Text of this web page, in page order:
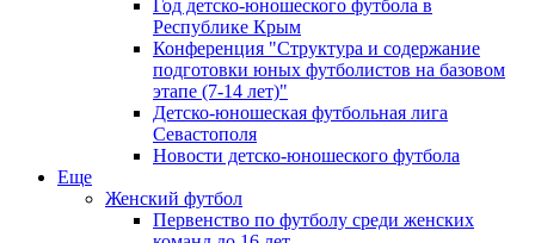
Год детско-юношеского футбола в
Республике Крым
Конференция "Структура и содержание
подготовки юных футболистов на базовом
этапе (7-14 лет)"
Детско-юношеская футбольная лига
Севастополя
Новости детско-юношеского футбола
Еще
Женский футбол
Первенство по футболу среди женских